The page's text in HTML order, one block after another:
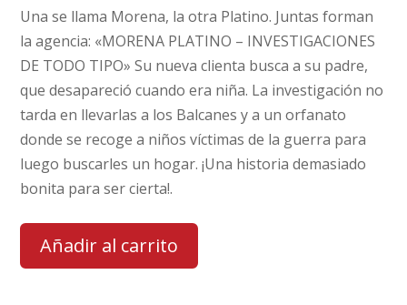
Una se llama Morena, la otra Platino. Juntas forman
la agencia: «MORENA PLATINO – INVESTIGACIONES
DE TODO TIPO» Su nueva clienta busca a su padre,
que desapareció cuando era niña. La investigación no
tarda en llevarlas a los Balcanes y a un orfanato
donde se recoge a niños víctimas de la guerra para
luego buscarles un hogar. ¡Una historia demasiado
bonita para ser cierta!.
Añadir al carrito